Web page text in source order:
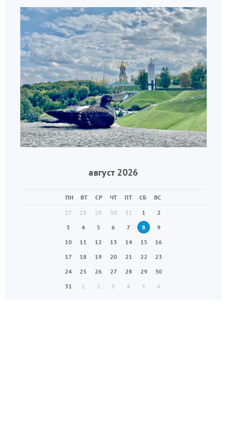
август 2026
ПН ВТ СР ЧТ ПТ СБ
ВС
27
28 29 30 31 1
2
3
4 5 6 7 8
9
10
11 12 13 14 15
16
17
18 19 20 21 22
23
24
25 26 27 28 29
30
31
1 2 3 4 5 6